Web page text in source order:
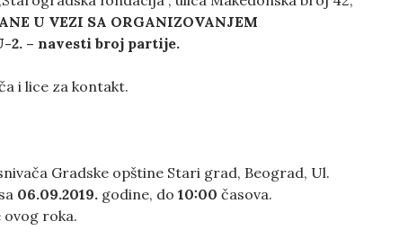
U VEZI SA ORGANIZOVANJEM
2. – navesti broj partije.
i lice za kontakt.
Gradske opštine Stari grad, Beograd, Ul.
06.09.2019. godine, do10:00 časova.
roka.